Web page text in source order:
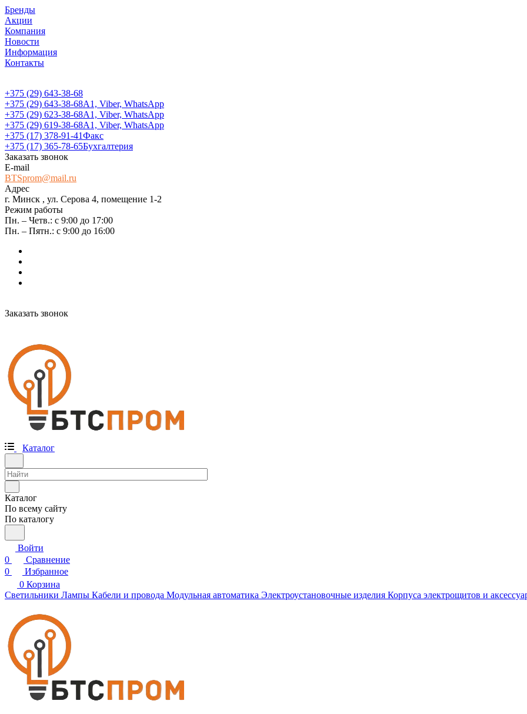
Бренды
Акции
Компания
Новости
Информация
Контакты
+375 (29) 643-38-68
+375 (29) 643-38-68А1, Viber, WhatsApp
+375 (29) 623-38-68А1, Viber, WhatsApp
+375 (29) 619-38-68А1, Viber, WhatsApp
+375 (17) 378-91-41Факс
+375 (17) 365-78-65Бухгалтерия
Заказать звонок
E-mail
BTSprom@mail.ru
Адрес
г. Минск , ул. Серова 4, помещение 1-2
Режим работы
Пн. – Четв.: с 9:00 до 17:00
Пн. – Пятн.: с 9:00 до 16:00
Заказать звонок
Каталог
Каталог
По всему сайту
По каталогу
Войти
0
Сравнение
0
Избранное
0 Корзина
Светильники Лампы Кабели и провода Модульная автоматика Электроустановочные изделия Корпуса электрощитов и